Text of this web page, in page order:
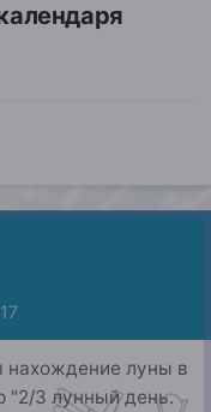
нахождение луны в
"2/3 лунный день.